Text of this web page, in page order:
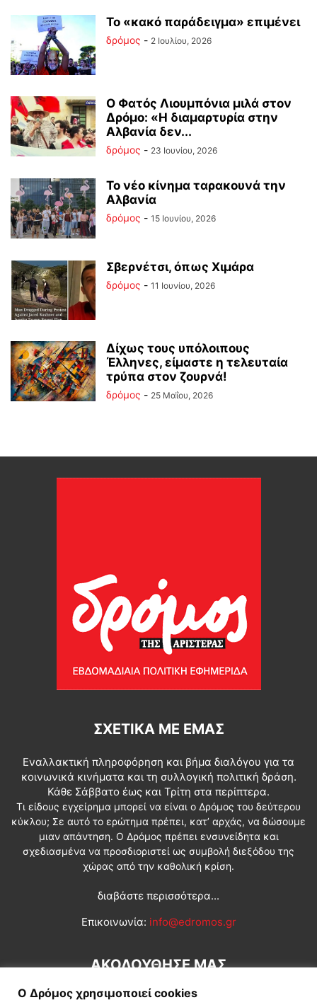
Το «κακό παράδειγμα» επιμένει
δρόμος - 2 Ιουλίου, 2026
Ο Φατός Λιουμπόνια μιλά στον
Δρόμο: «Η διαμαρτυρία στην
Αλβανία δεν...
δρόμος - 23 Ιουνίου, 2026
Το νέο κίνημα ταρακουνά την
Αλβανία
δρόμος - 15 Ιουνίου, 2026
Σβερνέτσι, όπως Χιμάρα
δρόμος - 11 Ιουνίου, 2026
Δίχως τους υπόλοιπους
Έλληνες, είμαστε η τελευταία
τρύπα στον ζουρνά!
δρόμος - 25 Μαΐου, 2026
ΣΧΕΤΙΚΆ ΜΕ ΕΜΆΣ
Εναλλακτική πληροφόρηση και βήμα διαλόγου για τα
κοινωνικά κινήματα και τη συλλογική πολιτική δράση.
Κάθε Σάββατο έως και Τρίτη στα περίπτερα.
Τι είδους εγχείρημα μπορεί να είναι ο Δρόμος του δεύτερου
κύκλου; Σε αυτό το ερώτημα πρέπει, κατ’ αρχάς, να δώσουμε
μιαν απάντηση. Ο Δρόμος πρέπει ενσυνείδητα και
σχεδιασμένα να προσδιοριστεί ως συμβολή διεξόδου της
χώρας από την καθολική κρίση.
διαβάστε περισσότερα...
Επικοινωνία: info@edromos.gr
ΑΚΟΛΟΥΘΗΣΕ ΜΑΣ
Ο Δρόμος χρησιμοποιεί cookies